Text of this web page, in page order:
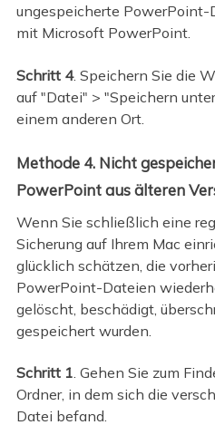
ungespeicherte PowerPoint-
mit Microsoft PowerPoint.
Schritt 4. Speichern Sie die
auf "Datei" > "Speichern
einem anderen Ort.
Methode 4. Nicht
PowerPoint aus älteren
Wenn Sie schließlich eine
Sicherung auf Ihrem Mac
glücklich schätzen, die
PowerPoint-Dateien
gelöscht, beschädigt,
gespeichert wurden.
Schritt 1. Gehen Sie zum
Ordner, in dem sich die
Datei befand.